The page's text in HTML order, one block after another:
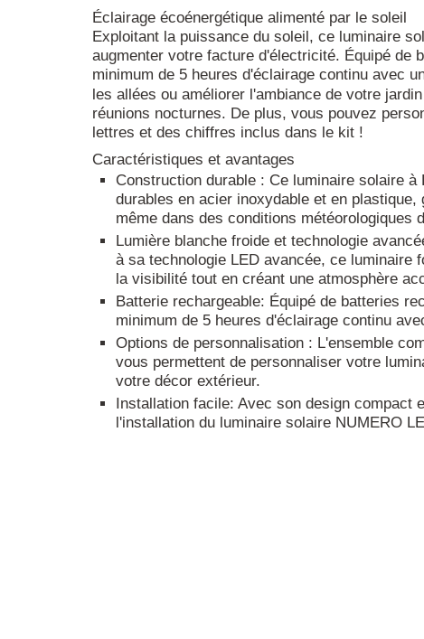
Éclairage écoénergétique alimenté par le soleil
Exploitant la puissance du soleil, ce luminaire
augmenter votre facture d'électricité. Équipé de
minimum de 5 heures d'éclairage continu avec
les allées ou améliorer l'ambiance de votre
réunions nocturnes. De plus, vous pouvez
lettres et des chiffres inclus dans le kit !
Caractéristiques et avantages
Construction durable : Ce luminaire solaire
durables en acier inoxydable et en
même dans des conditions météorologiques
Lumière blanche froide et technologie
à sa technologie LED avancée, ce luminaire
la visibilité tout en créant une atmosphère
Batterie rechargeable: Équipé de batteries
minimum de 5 heures d'éclairage continu
Options de personnalisation : L'ensemble
vous permettent de personnaliser votre
votre décor extérieur.
Installation facile: Avec son design compact
l'installation du luminaire solaire NUMERO